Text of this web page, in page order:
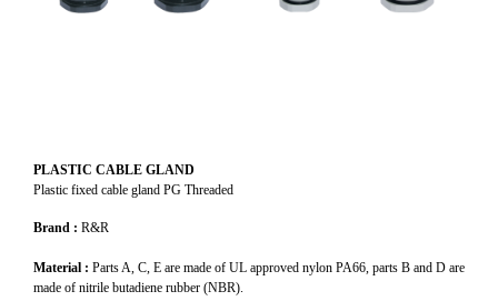
PLASTIC CABLE GLAND
Plastic fixed cable gland PG Threaded
Brand : R&R
Material : Parts A, C, E are made of UL approved nylon PA66, parts B and D are
made of nitrile butadiene rubber (NBR).